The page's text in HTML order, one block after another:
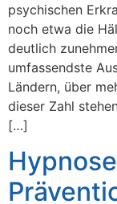
psychischen
noch etwa die
deutlich
umfassendste
Ländern, über
dieser Zahl
[…]